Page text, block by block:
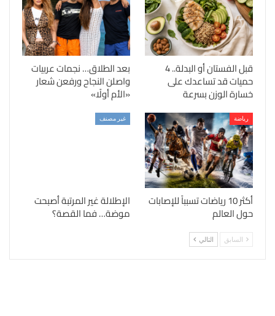
قبل الفستان أو البدلة.. 4
حميات قد تساعدك على
خسارة الوزن بسرعة
بعد الطلاق… نجمات عربيات
واصلن النجاح ورفعن شعار
«الأم أولًا»
رياضة
أكثر 10 رياضات تسبباً للإصابات
حول العالم
غير مصنف
الإطلالة غير المرتبة أصبحت
موضة… فما القصة؟
السابق التالي